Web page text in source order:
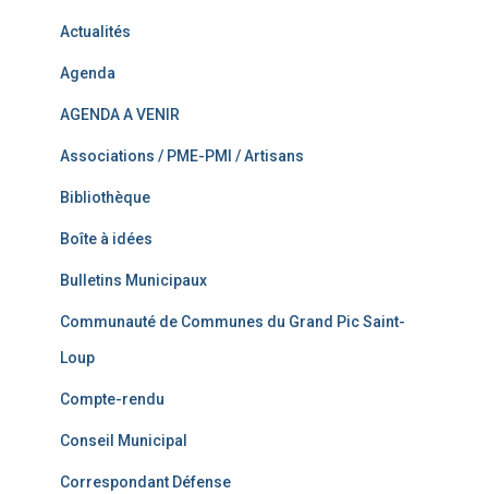
Actualités
Agenda
AGENDA A VENIR
Associations / PME-PMI / Artisans
Bibliothèque
Boîte à idées
Bulletins Municipaux
Communauté de Communes du Grand Pic Saint-
Loup
Compte-rendu
Conseil Municipal
Correspondant Défense